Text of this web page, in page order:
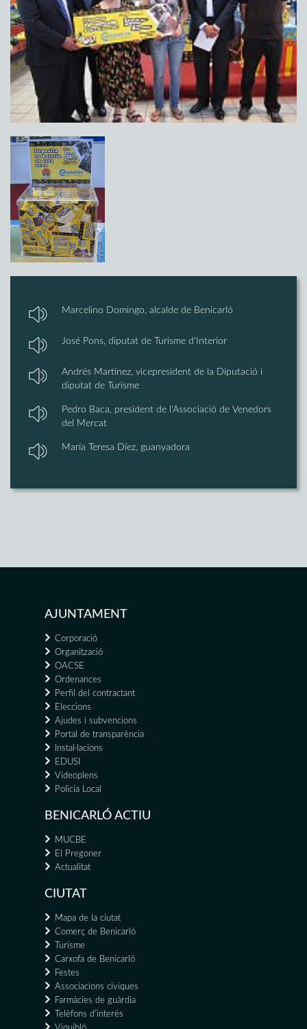
Marcelino Domingo, alcalde de Benicarló
José Pons, diputat de Turisme d'Interior
Andrés Martínez, vicepresident de la Diputació i
diputat de Turisme
Pedro Baca, president de l'Associació de Venedors
del Mercat
María Teresa Díez, guanyadora
AJUNTAMENT
Corporació
Organització
OACSE
Ordenances
Perfil del contractant
Eleccions
Ajudes i subvencions
Portal de transparència
Instal·lacions
EDUSI
Videoplens
Policia Local
BENICARLÓ ACTIU
MUCBE
El Pregoner
Actualitat
CIUTAT
Mapa de la ciutat
Comerç de Benicarló
Turisme
Carxofa de Benicarló
Festes
Associacions cíviques
Farmàcies de guàrdia
Telèfons d'interés